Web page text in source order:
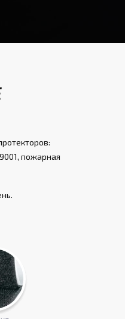
пожарная